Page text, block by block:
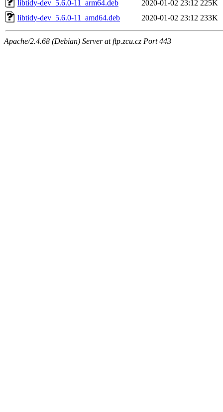
libtidy-dev_5.6.0-11_arm64.deb 2020-01-02 23:12 225K
libtidy-dev_5.6.0-11_amd64.deb
2020-01-02 23:12 233K
Apache/2.4.68 (Debian) Server at ftp.zcu.cz Port 443